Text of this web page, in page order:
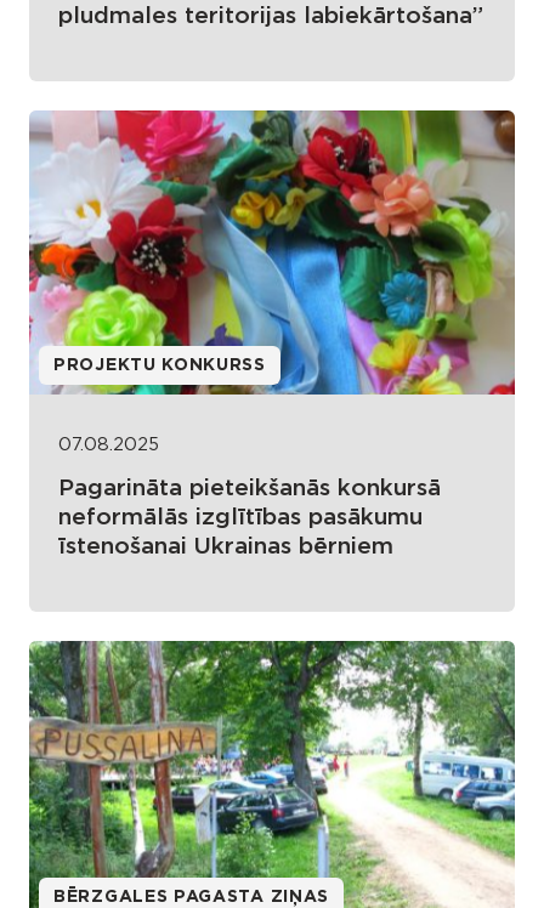
pludmales teritorijas labiekārtošana”
PROJEKTU KONKURSS
07.08.2025
Pagarināta pieteikšanās konkursā
neformālās izglītības pasākumu
īstenošanai Ukrainas bērniem
BĒRZGALES PAGASTA ZIŅAS